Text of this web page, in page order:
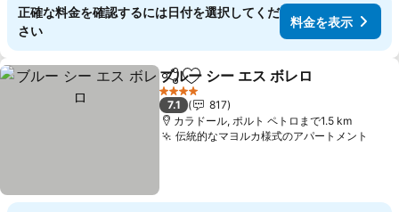
正確な料金を確認するには日付を選択してくだ
さい
料金を表示
シェアお気に入りに追加
ブルー シー エス ボレロ
4 ホテルのランク
7.1
817
カラドール, ポルト ペトロまで1.5 km
伝統的なマヨルカ様式のアパートメント